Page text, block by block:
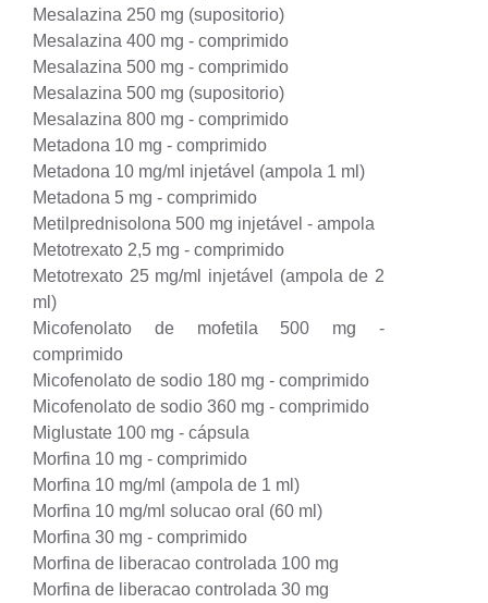
Mesalazina 250 mg (supositorio)
Mesalazina 400 mg - comprimido
Mesalazina 500 mg - comprimido
Mesalazina 500 mg (supositorio)
Mesalazina 800 mg - comprimido
Metadona 10 mg - comprimido
Metadona 10 mg/ml injetável (ampola 1 ml)
Metadona 5 mg - comprimido
Metilprednisolona 500 mg injetável - ampola
Metotrexato 2,5 mg - comprimido
Metotrexato 25 mg/ml injetável (ampola de 2
ml)
Micofenolato de mofetila 500 mg -
comprimido
Micofenolato de sodio 180 mg - comprimido
Micofenolato de sodio 360 mg - comprimido
Miglustate 100 mg - cápsula
Morfina 10 mg - comprimido
Morfina 10 mg/ml (ampola de 1 ml)
Morfina 10 mg/ml solucao oral (60 ml)
Morfina 30 mg - comprimido
Morfina de liberacao controlada 100 mg
Morfina de liberacao controlada 30 mg